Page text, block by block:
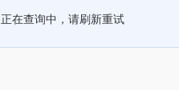
正在查询中，请刷新重试